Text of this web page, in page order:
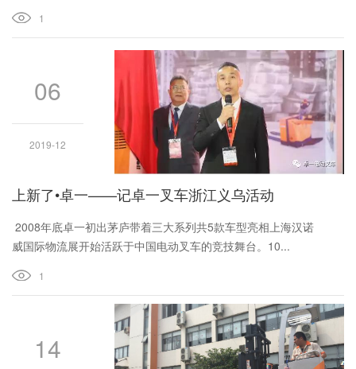
1
06
2019-12
上新了•卓一——记卓一叉车浙江义乌活动
2008年底卓一初出茅庐带着三大系列共5款车型亮相上海汉诺
威国际物流展开始活跃于中国电动叉车的竞技舞台。10...
1
14